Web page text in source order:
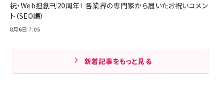
祝・Web担創刊20周年！ 各業界の専門家から届いたお祝いコメン
ト（SEO編）
8月6日 7:05
新着記事をもっと見る